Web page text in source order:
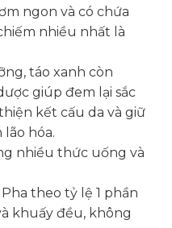
ngon và có chứa
nhiều nhất là
táo xanh còn
giúp đem lại sắc
kết cấu da và giữ
hóa.
nhiều thức uống và
theo tỷ lệ 1 phần
khuấy đều, không